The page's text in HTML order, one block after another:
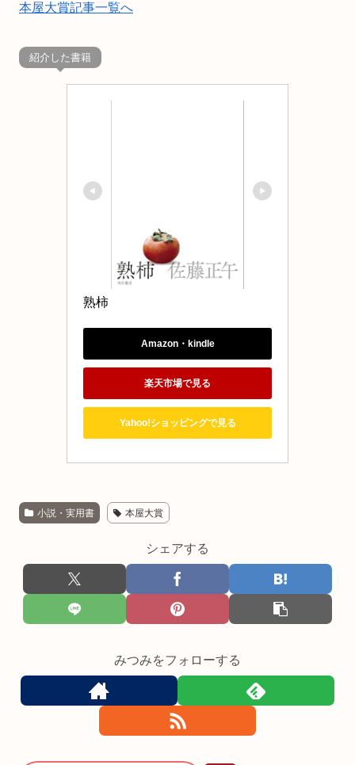
本屋大賞記事一覧へ
紹介した書籍
Amazon・kindle
楽天市場で見る
Yahoo!ショッピングで見る
小説・実用書 本屋大賞
シェアする
みつみをフォローする